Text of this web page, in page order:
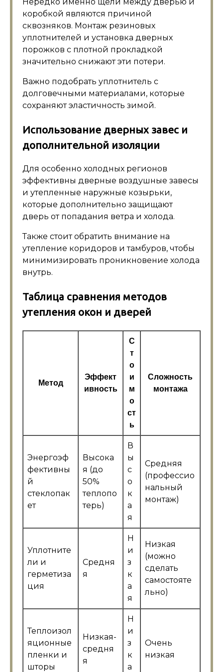
коробкой являются причиной
сквозняков. Монтаж резиновых
уплотнителей и установка дверных
порожков с плотной прокладкой
значительно снижают эти потери.
Важно подобрать уплотнитель с
долговечными материалами, которые
сохраняют эластичность зимой.
Использование дверных завес и
дополнительной изоляции
Для особенно холодных регионов
эффективны дверные воздушные завесы
и утепленные наружные козырьки,
которые дополнительно защищают
дверь от попадания ветра и холода.
Также стоит обратить внимание на
утепление коридоров и тамбуров, чтобы
минимизировать проникновение холода
внутрь.
Таблица сравнения методов
утепления окон и дверей
Метод
Эффект
ивность
С
т
о
и
м
о
ст
ь
Сложность
монтажа
Энергоэф
фективны
й
стеклопак
ет
Высока
я (до
50%
теплопо
терь)
В
ы
с
о
к
а
я
Средняя
(профессио
нальный
монтаж)
Уплотните
ли и
герметиза
ция
Средня
я
Н
и
з
к
а
я
Низкая
(можно
сделать
самостояте
льно)
Теплоизол
яционные
пленки и
шторы
Низкая-
средня
я
Н
и
з
к
а
Очень
низкая